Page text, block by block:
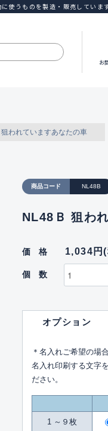
使うものを製造・販売しています
お
われていますあなたの車
商品コード NL48B
NL48Ｂ 狙わ
価格 1,034円
個数
オプション
＊名入れご希望の場
名入れ印刷する文字
ださい。
1 ～９枚